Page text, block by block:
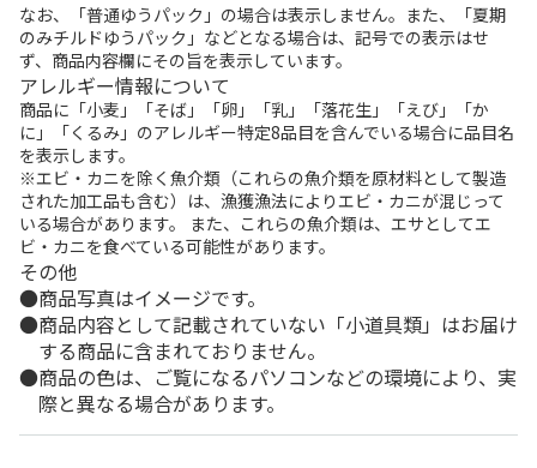
なお、「普通ゆうパック」の場合は表示しません。また、「夏期
のみチルドゆうパック」などとなる場合は、記号での表示はせ
ず、商品内容欄にその旨を表示しています。
アレルギー情報について
商品に「小麦」「そば」「卵」「乳」「落花生」「えび」「か
に」「くるみ」のアレルギー特定8品目を含んでいる場合に品目名
を表示します。
※エビ・カニを除く魚介類（これらの魚介類を原材料として製造
された加工品も含む）は、漁獲漁法によりエビ・カニが混じって
いる場合があります。 また、これらの魚介類は、エサとしてエ
ビ・カニを食べている可能性があります。
その他
商品写真はイメージです。
商品内容として記載されていない「小道具類」はお届け
する商品に含まれておりません。
商品の色は、ご覧になるパソコンなどの環境により、実
際と異なる場合があります。